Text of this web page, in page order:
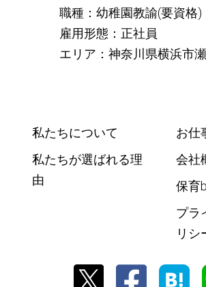
職種：幼稚園教諭(要資格)
雇用形態：正社員
エリア：神奈川県横浜市
私たちについて
私たちが選ばれる理
由
お仕
会社
保育
プラ
リシ